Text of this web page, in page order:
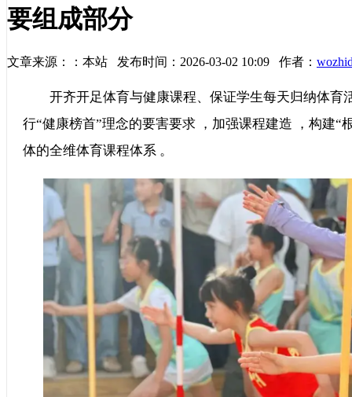
要组成部分
文章来源：：本站 发布时间：2026-03-02 10:09 作者：
开齐开足体育与健康课程、保证学生每天归纳体育活
行“健康榜首”理念的要害要求 ，加强课程建造 ，构
体的全维体育课程体系 。